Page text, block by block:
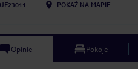
POKAŻ NA MAPIE
Opinie Pokoje